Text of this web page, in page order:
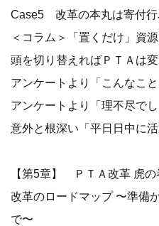
Case5 改革の本丸は寄付行
＜コラム＞「置くだけ」資
頭を切り替えればＰＴＡは
アンケートより「こんなこ
アンケートより「理不尽で
意外と根深い「平日日中に
【第5章】 ＰＴＡ改革 虎
改革のロードマップ 〜準備
で〜